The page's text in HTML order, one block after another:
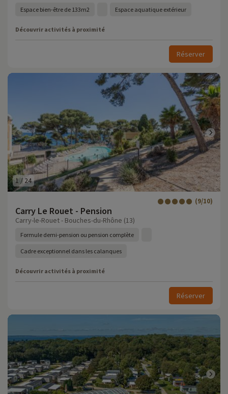
Espace bien-être de 133m2 Espace aquatique extérieur
Découvrir activités à proximité
Réserver
1/ 24
Carry Le Rouet - Pension
(9/10)
Carry-le-Rouet - Bouches-du-Rhône (13)
Formule demi-pension ou pension complète
Cadre exceptionnel dans les calanques
Découvrir activités à proximité
Réserver